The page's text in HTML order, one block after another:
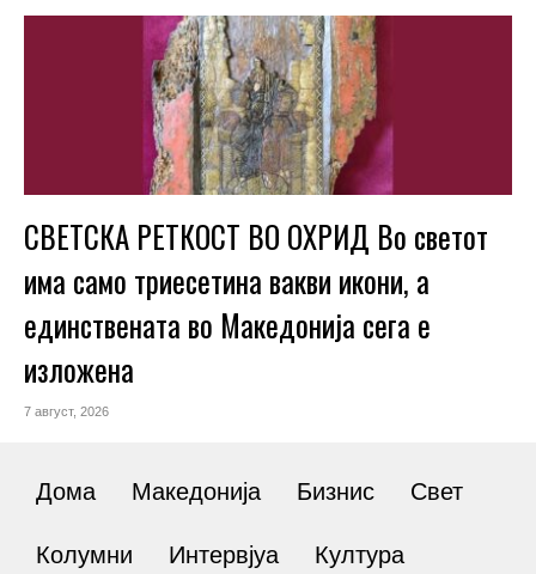
СВЕТСКА РЕТКОСТ ВО ОХРИД Во светот
има само триесетина вакви икони, а
единствената во Македонија сега е
изложена
7 август, 2026
Дома Македонија Бизнис Свет
Колумни Интервјуа Култура